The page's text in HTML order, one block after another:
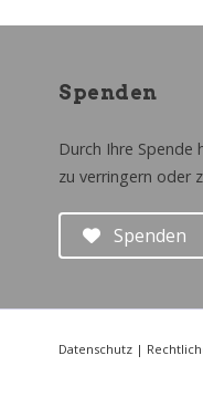
Spenden
Durch Ihre Spende
zu verringern oder
Spenden
Datenschutz |